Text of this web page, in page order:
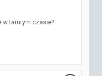
w tamtym czasie?